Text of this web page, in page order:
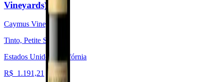
Vineyards)
Caymus Vineyards
Tinto, Petite Sirah
Estados Unidos, Califórnia
R$ 1.191,21